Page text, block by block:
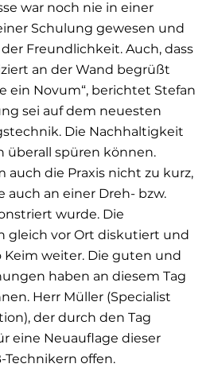
war noch nie in einer
Schulung gewesen und
Freundlichkeit. Auch, dass
an der Wand begrüßt
ein Novum“, berichtet Stefan
sei auf dem neuesten
Die Nachhaltigkeit
überall spüren können.
auch die Praxis nicht zu kurz,
auch an einer Dreh- bzw.
wurde. Die
gleich vor Ort diskutiert und
Keim weiter. Die guten und
haben an diesem Tag
Herr Müller (Specialist
der durch den Tag
eine Neuauflage dieser
offen.